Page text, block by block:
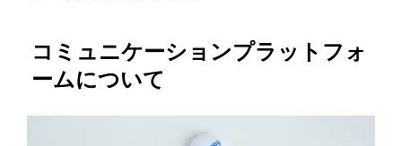
コミュニケーションプラットフォ
ームについて